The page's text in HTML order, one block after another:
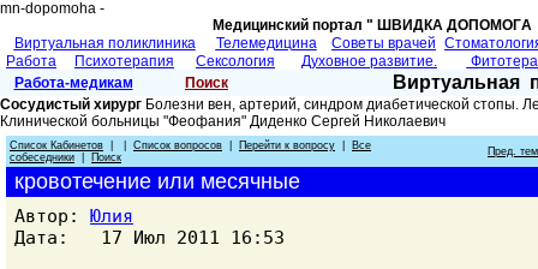
mn-dopomoha -
Медицинский портал " ШВИДКА
Виртуальная поликлиника
Телемедицина Советы врачей
Работа
Психотерапия Сексология Духовное развитие.
Работа-медикам
Поиск Виртуальная
Сосудистый хирург Болезни вен, артерий, синдром диабетической стопы.
Клинической больницы "Феофания" Диденко Сергей Николаевич
Список Кабинетов Список вопросов Перейти к вопросу
Все
собеседники
Поиск Пред.
кровотечение или месячные
Автор: Юлия
Дата: 17 Июл 2011 16:53